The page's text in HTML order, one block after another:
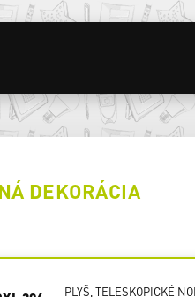
DEKORÁCIA
PLYŠ, TELESKOPICKÉ